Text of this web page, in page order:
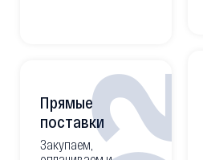
Прямые
поставки
Закупаем,